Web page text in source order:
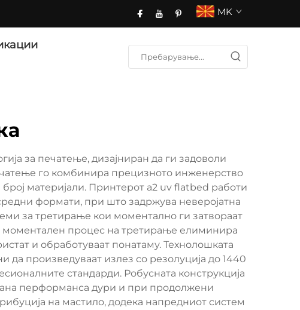
MK
за печатење, дизајниран да ги задоволи
го комбинира прецизното инженерство
материјали. Принтерот a2 uv flatbed работи
формати, при што задржува неверојатна
за третирање кои моментално ги затвораат
моментален процес на третирање елиминира
и обработуваат понатаму. Технолошката
произведуваат излез со резолуција до 1440
стандарди. Робусната конструкција
перформанса дури и при продолжени
на мастило, додека напредниот систем